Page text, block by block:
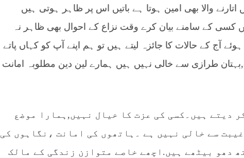
والا بھی امین ہوتا ہے باتیں اس پر ظاہر ہوتی ہیں
کسی کے سامنے بیان کرے وقت نزاع کے احوال بھی ظاہر نہ
آج کے حالات کا جائزہ لیتے ہیں تو ہم اپنے آپ کو کہاں پاتے
طرازی سے خالی نہیں ہیں ہمارے لین دین مطلوبہ امانت
دیتے ہیں۔کسی کی عزت کا خیال نہیں,ہمارا موضع
سے خالی نہیں ہے ۔ہاتھوں کی امانت ،نگاہوں کی
دھو بیٹھے ہیں.اچھے خاصے متوازن زندگی کے مالک